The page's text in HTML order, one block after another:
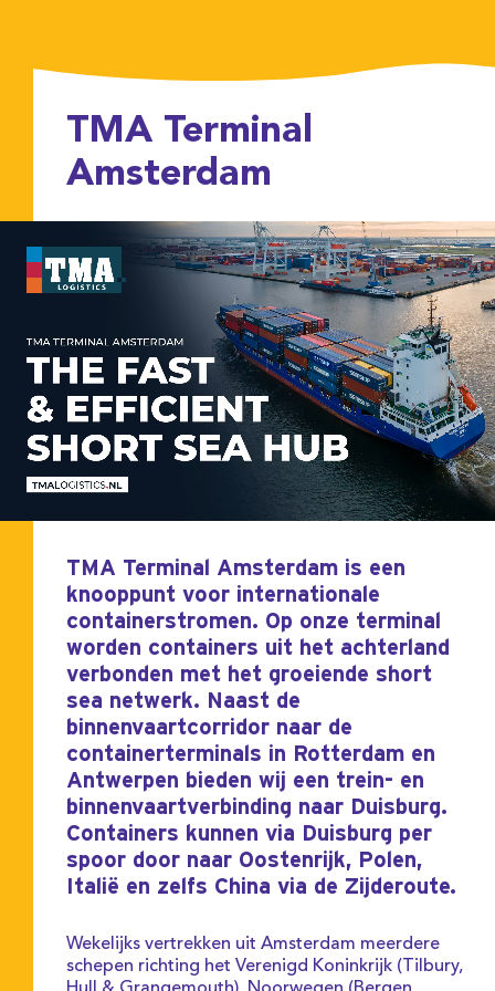
TMA Terminal
Amsterdam
TMA Terminal Amsterdam is een
knooppunt voor internationale
containerstromen. Op onze terminal
worden containers uit het achterland
verbonden met het groeiende short
sea netwerk. Naast de
binnenvaartcorridor naar de
containerterminals in Rotterdam en
Antwerpen bieden wij een trein- en
binnenvaartverbinding naar Duisburg.
Containers kunnen via Duisburg per
spoor door naar Oostenrijk, Polen,
Italië en zelfs China via de Zijderoute.
Wekelijks vertrekken uit Amsterdam meerdere
schepen richting het Verenigd Koninkrijk (Tilbury,